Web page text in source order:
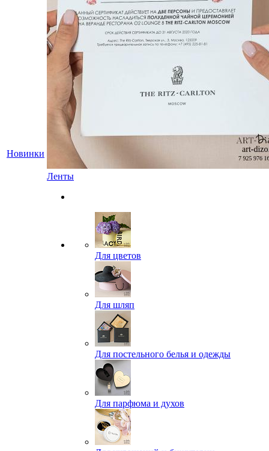
Новинки
Ленты
Для цветов
Для шляп
Для постельного белья и одежды
Для парфюма и духов